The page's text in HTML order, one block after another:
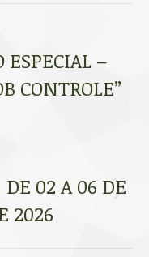
–
CONTROLE”
02 A 06 DE
2026